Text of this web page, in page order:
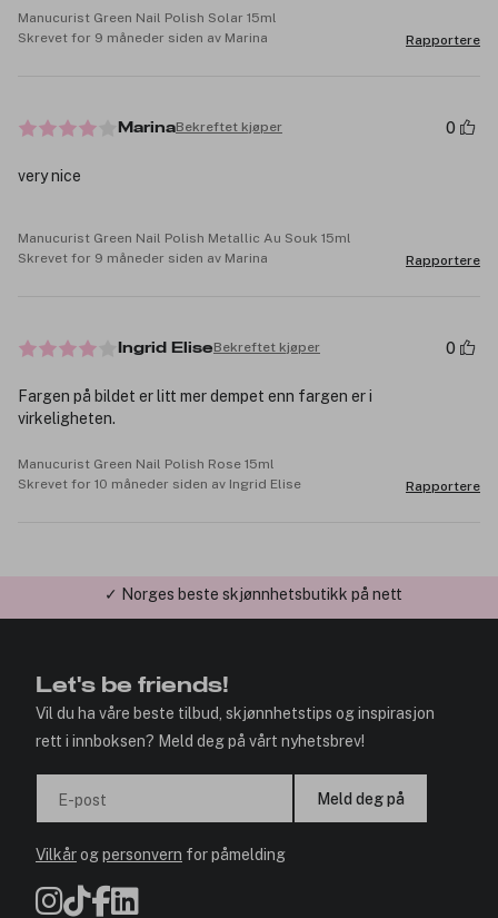
Manucurist Green Nail Polish Solar 15ml
Skrevet for 9 måneder siden av Marina
Rapportere
MarinaBekreftet kjøper 0
very nice
Manucurist Green Nail Polish Metallic Au Souk 15ml
Skrevet for 9 måneder siden av Marina
Rapportere
Ingrid EliseBekreftet kjøper 0
Fargen på bildet er litt mer dempet enn fargen er i
virkeligheten.
Manucurist Green Nail Polish Rose 15ml
Skrevet for 10 måneder siden av Ingrid Elise
Rapportere
✓ Årets Nettbutikk 2026 og 2025
Let's be friends!
Vil du ha våre beste tilbud, skjønnhetstips og inspirasjon
rett i innboksen? Meld deg på vårt nyhetsbrev!
E-post Meld deg på
Vilkårogpersonvern for påmelding